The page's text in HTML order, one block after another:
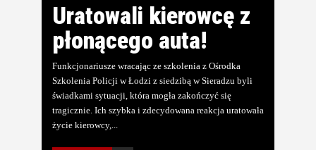
Uratowali kierowcę z
płonącego auta!
Funkcjonariusze wracając ze szkolenia z Ośrodka
Szkolenia Policji w Łodzi z siedzibą w Sieradzu byli
świadkami sytuacji, która mogła zakończyć się
tragicznie. Ich szybka i zdecydowana reakcja uratowała
życie kierowcy,